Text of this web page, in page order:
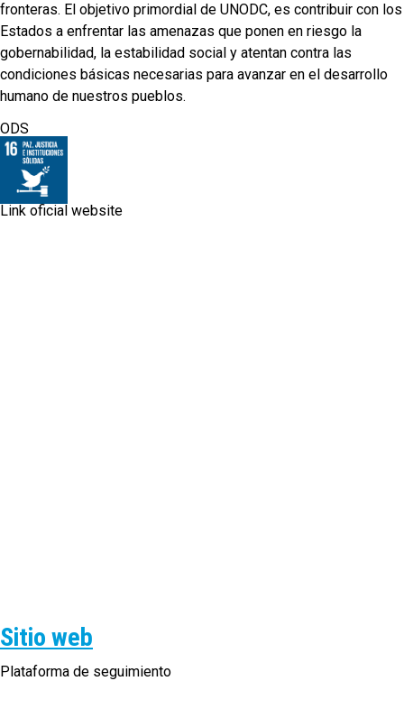
fronteras. El objetivo primordial de UNODC, es contribuir con los
Estados a enfrentar las amenazas que ponen en riesgo la
gobernabilidad, la estabilidad social y atentan contra las
condiciones básicas necesarias para avanzar en el desarrollo
humano de nuestros pueblos.
ODS
Link oficial website
Sitio web
Plataforma de seguimiento